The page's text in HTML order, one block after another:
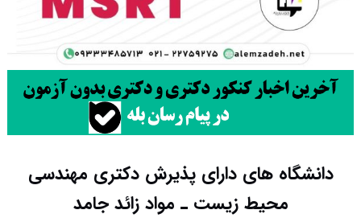
دانشگاه های دارای پذیرش دکتری مهندسی
محیط زیست ـ مواد زائد جامد